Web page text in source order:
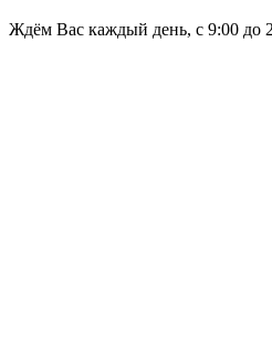
Ждём Вас каждый день, с 9:00 до